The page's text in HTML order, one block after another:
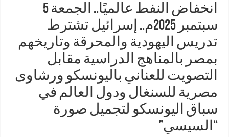
انخفاض النفط عالميًا.. الجمعة 5
سبتمبر 2025م.. إسرائيل تشترط
تدريس اليهودية والمحرقة وتاريخهم
بمصر بالمناهج الدراسية مقابل
التصويت للعناني باليونسكو ورشاوى
مصرية للسنغال ودول العالم في
سباق اليونسكو لتجميل صورة
“السيسي”